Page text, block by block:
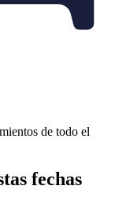
de todo el
fechas